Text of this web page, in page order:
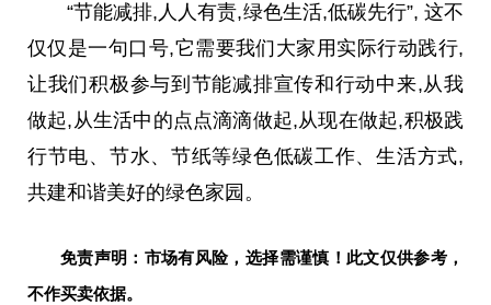
“节能减排,人人有责,绿色生活,低碳先行”, 这不
仅仅是一句口号,它需要我们大家用实际行动践行,
让我们积极参与到节能减排宣传和行动中来,从我
做起,从生活中的点点滴滴做起,从现在做起,积极践
行节电、节水、节纸等绿色低碳工作、生活方式,
共建和谐美好的绿色家园。
免责声明：市场有风险，选择需谨慎！此文仅供参考，
不作买卖依据。